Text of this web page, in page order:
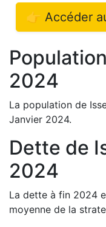
👉 Accéder
2024
La population de
Janvier 2024.
Dette de
2024
La dette à fin 2024
moyenne de la